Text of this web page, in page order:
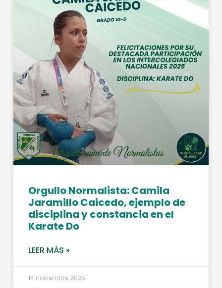
Orgullo Normalista: Camila
Jaramillo Caicedo, ejemplo de
disciplina y constancia en el
Karate Do
LEER MÁS »
14 noviembre, 2025